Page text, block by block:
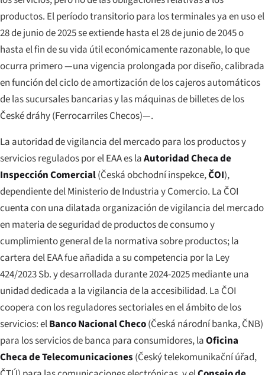
productos. El período transitorio para los terminales ya en uso el
28 de junio de 2025 se extiende hasta el 28 de junio de 2045 o
hasta el fin de su vida útil económicamente razonable, lo que
ocurra primero —una vigencia prolongada por diseño, calibrada
en función del ciclo de amortización de los cajeros automáticos
de las sucursales bancarias y las máquinas de billetes de los
České dráhy(Ferrocarriles Checos)—.
La autoridad de vigilancia del mercado para los productos y
servicios regulados por el EAA es laAutoridad Checa de
Inspección Comercial(Česká obchodní inspekce,ČOI),
dependiente del Ministerio de Industria y Comercio. La ČOI
cuenta con una dilatada organización de vigilancia del mercado
en materia de seguridad de productos de consumo y
cumplimiento general de la normativa sobre productos; la
cartera del EAA fue añadida a su competencia por la Ley
424/2023 Sb. y desarrollada durante 2024-2025 mediante una
unidad dedicada a la vigilancia de la accesibilidad. La ČOI
coopera con los reguladores sectoriales en el ámbito de los
servicios: elBanco Nacional Checo(Česká národní banka, ČNB)
para los servicios de banca para consumidores, laOficina
Checa de Telecomunicaciones (Český telekomunikační úřad,